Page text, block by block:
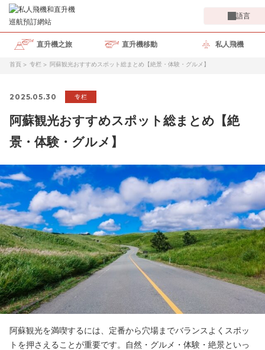
語言
直升機之旅 直升機移動 私人飛機
首頁 专栏 阿蘇観光おすすめスポット総まとめ【絶景・体験・グルメ】
2025.05.30 专栏
阿蘇観光おすすめスポット総まとめ【絶
景・体験・グルメ】
阿蘇観光を満喫するには、定番から穴場までバランスよくスポッ
トを押さえることが重要です。自然・グルメ・体験・絶景といっ